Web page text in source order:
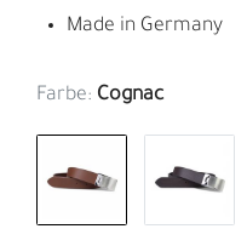
Made in Germany
Farbe: Cognac